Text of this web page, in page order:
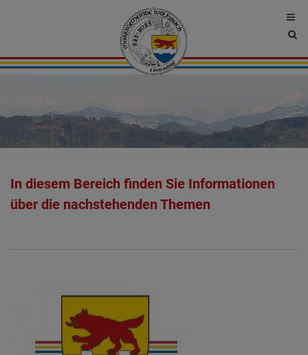
Site
In diesem Bereich finden Sie Informationen
über die nachstehenden Themen